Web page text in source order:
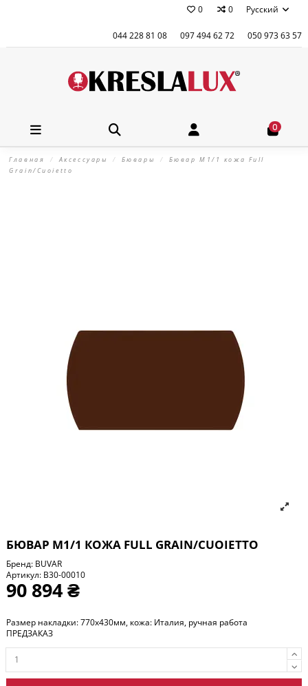
0 0 Русский
044 228 81 08 097 494 62 72 050 973 63 57
0
Главная Аксессуары Бювары
Бювар М1/1 кожа Full
Grain/Cuoietto
БЮВАР М1/1 КОЖА FULL GRAIN/CUOIETTO
Бренд: BUVAR
Артикул: B30-00010
90 894 ₴
Размер накладки: 770x430мм, кожа: Италия, ручная работа
ПРЕДЗАКАЗ